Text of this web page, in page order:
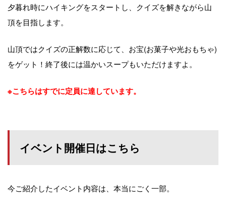
夕暮れ時にハイキングをスタートし、クイズを解きながら山
頂を目指します。
山頂ではクイズの正解数に応じて、お宝(お菓子や光おもちゃ)
をゲット！終了後には温かいスープもいただけますよ。
※こちらはすでに定員に達しています。
イベント開催日はこちら
今ご紹介したイベント内容は、本当にごく一部。